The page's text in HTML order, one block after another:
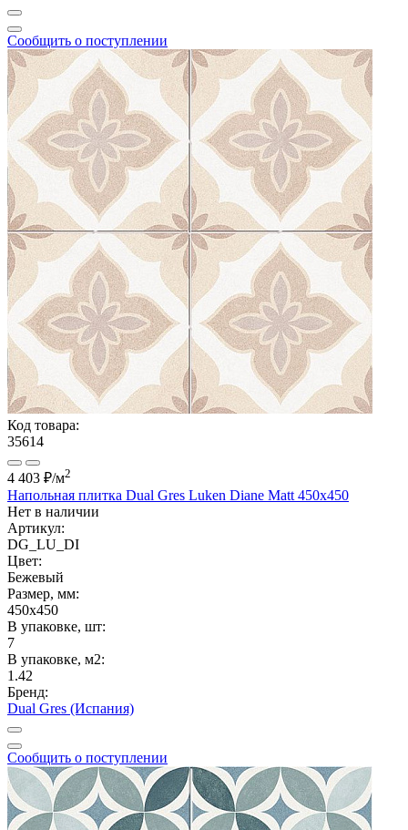
Сообщить о поступлении
Код товара:
35614
4 403 ₽/м2
Напольная плитка Dual Gres Luken Diane Matt 450x450
Нет в наличии
Артикул:
DG_LU_DI
Цвет:
Бежевый
Размер, мм:
450x450
В упаковке, шт:
7
В упаковке, м2:
1.42
Бренд:
Dual Gres (Испания)
Сообщить о поступлении